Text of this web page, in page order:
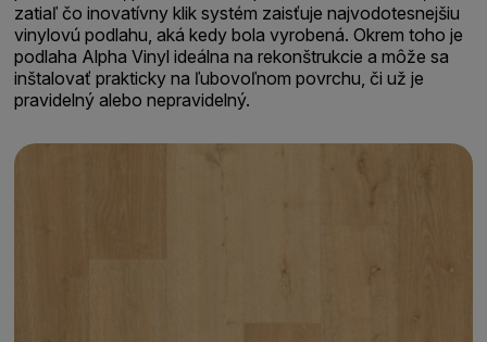
zatiaľ čo inovatívny klik systém zaisťuje najvodotesnejšiu
vinylovú podlahu, aká kedy bola vyrobená. Okrem toho je
podlaha Alpha Vinyl ideálna na rekonštrukcie a môže sa
inštalovať prakticky na ľubovoľnom povrchu, či už je
pravidelný alebo nepravidelný.